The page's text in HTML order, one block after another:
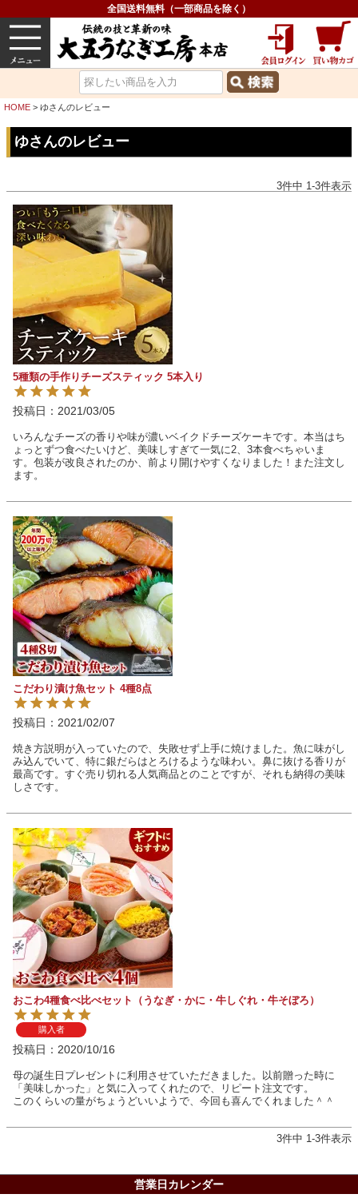
全国送料無料（一部商品を除く）
うなぎ 内祝い グルメ
HOME ゆさんのレビュー
ゆさんのレビュー
3件中 1-3件表示
5種類の手作りチーズスティック 5本入り
投稿日 2021/03/05
いろんなチーズの香りや味が濃いベイクドチーズケーキです。本当はち
ょっとずつ食べたいけど、美味しすぎて一気に2、3本食べちゃいま
す。包装が改良されたのか、前より開けやすくなりました！また注文し
ます。
こだわり漬け魚セット 4種8点
投稿日 2021/02/07
焼き方説明が入っていたので、失敗せず上手に焼けました。魚に味がし
み込んでいて、特に銀だらはとろけるような味わい。鼻に抜ける香りが
最高です。すぐ売り切れる人気商品とのことですが、それも納得の美味
しさです。
おこわ4種食べ比べセット（うなぎ・かに・牛しぐれ・牛そぼろ）
購入者
投稿日 2020/10/16
母の誕生日プレゼントに利用させていただきました。以前贈った時に
「美味しかった」と気に入ってくれたので、リピート注文です。
このくらいの量がちょうどいいようで、今回も喜んでくれました＾＾
3件中 1-3件表示
営業日カレンダー